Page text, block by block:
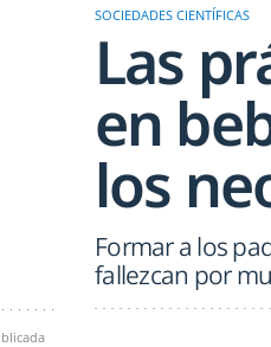
SOCIEDADES CIENTÍFICAS
Las
en
los
Formar a los
fallezcan por